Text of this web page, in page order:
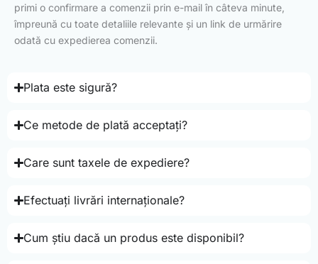
primi o confirmare a comenzii prin e-mail în câteva minute,
împreună cu toate detaliile relevante și un link de urmărire
odată cu expedierea comenzii.
Plata este sigură?
Ce metode de plată acceptați?
Care sunt taxele de expediere?
Efectuați livrări internaționale?
Cum știu dacă un produs este disponibil?